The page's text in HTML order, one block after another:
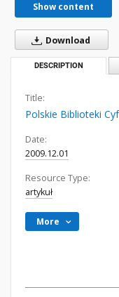
Show content
Download
DESCRIPTION
Title:
Polskie Biblioteki
Date:
2009.12.01
Resource Type:
artykuł
More